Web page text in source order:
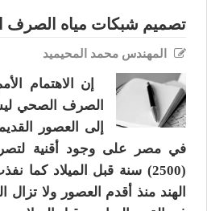
تصميم شبكات مياه الصرف
المهندس محمد المحيميد
إن الاهتمام
الصرف الصحي
إلى العصور
في مصر على وجود أقنية
(2500) سنة قبل الميلاد
الهند منذ أقدم العصور ولا تزال